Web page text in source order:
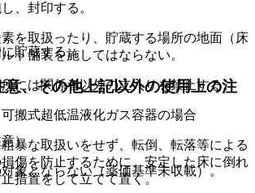
貯蔵する。
意、その他上記以外の使用上の注
）
象とならない（薬価基準未収載）。
、封印する。
を取扱ったり、貯蔵する場所の地面（床
ト舗装を施してはならない。
には関係者以外の立入りを禁止する。
搬式超低温液化ガス容器の場合
暴な取扱いをせず、転倒、転落等による
傷を防止するために、安定した床に倒れ
措置をして立てて置く。